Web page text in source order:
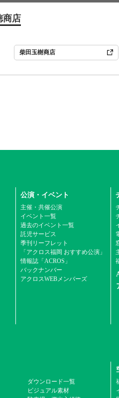
商店
柴田玉樹商店
公演・イベント
主催・共催公演
イベント一覧
過去のイベント一覧
託児サービス
季刊リーフレット
「アクロス福岡 おすすめ公演」
情報誌「ACROS」
バックナンバー
アクロスWEBメンバーズ
ダウンロード一覧
ビジュアル素材